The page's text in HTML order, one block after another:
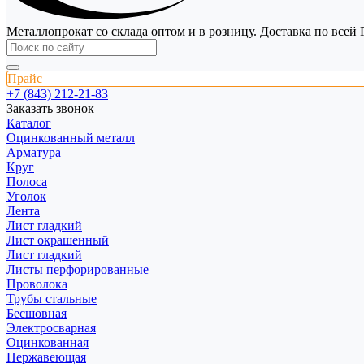
Металлопрокат со склада оптом и в розницу. Доставка по всей
Прайс
+7 (843) 212-21-83
Заказать звонок
Каталог
Оцинкованный металл
Арматура
Круг
Полоса
Уголок
Лента
Лист гладкий
Лист окрашенный
Лист гладкий
Листы перфорированные
Проволока
Трубы стальные
Бесшовная
Электросварная
Оцинкованная
Нержавеющая